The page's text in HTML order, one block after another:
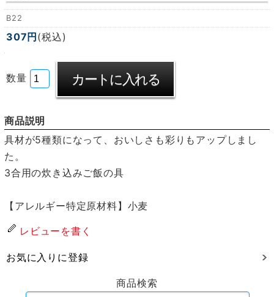
B22
307円 (税込)
数量
商品説明
具材が5種類になって、おいしさも彩りもアップしまし
た。
3合用の炊き込みご飯の具
【アレルギー特定原材料】小麦
レビューを書く
お気に入りに登録
商品検索